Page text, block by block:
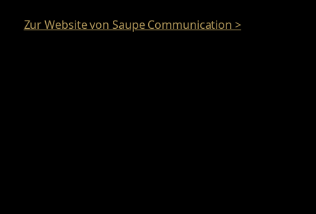
Zur Website von Saupe Communication >